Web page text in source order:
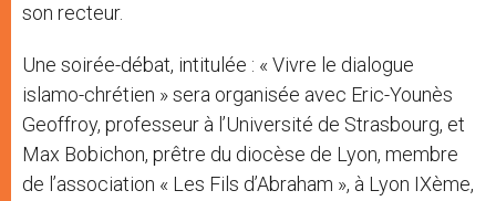
son recteur.
Une soirée-débat, intitulée : « Vivre le dialogue
islamo-chrétien » sera organisée avec Eric-Younès
Geoffroy, professeur à l’Université de Strasbourg, et
Max Bobichon, prêtre du diocèse de Lyon, membre
de l’association « Les Fils d’Abraham », à Lyon IXème,